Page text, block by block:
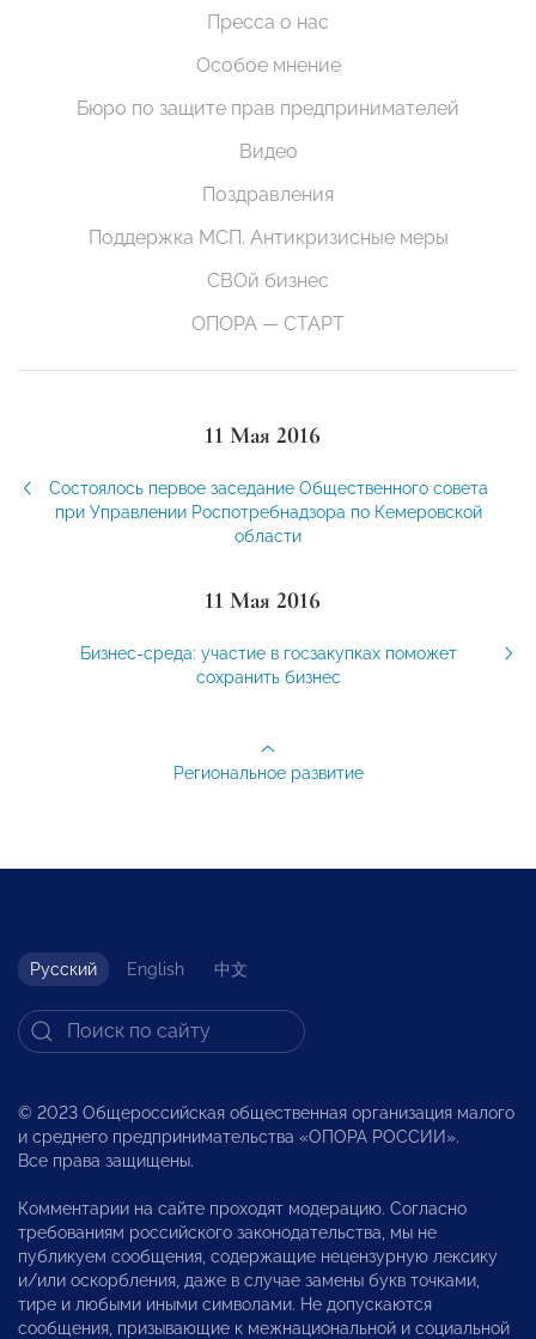
Пресса о нас
Особое мнение
Бюро по защите прав предпринимателей
Видео
Поздравления
Поддержка МСП. Антикризисные меры
СВОй бизнес
ОПОРА — СТАРТ
11 Мая 2016
Состоялось первое заседание Общественного совета
при Управлении Роспотребнадзора по Кемеровской
области
11 Мая 2016
Бизнес-среда: участие в госзакупках поможет
сохранить бизнес
Региональное развитие
Русский English 中文
© 2023 Общероссийская общественная организация малого
и среднего предпринимательства «ОПОРА РОССИИ».
Все права защищены.
Комментарии на сайте проходят модерацию. Согласно
требованиям российского законодательства, мы не
публикуем сообщения, содержащие нецензурную лексику
и/или оскорбления, даже в случае замены букв точками,
тире и любыми иными символами. Не допускаются
сообщения, призывающие к межнациональной и социальной